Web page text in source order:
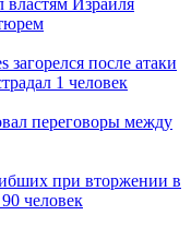
властям Израиля
загорелся после атаки
1 человек
переговоры между
при вторжении в
человек